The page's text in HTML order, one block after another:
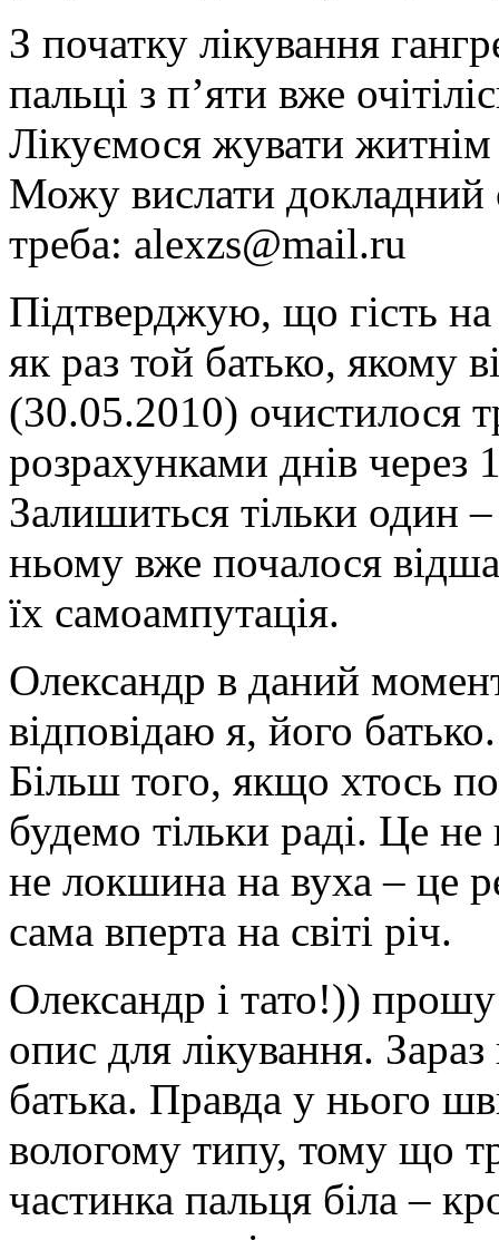
З початку лікування
пальці з п’яти вже
Лікуємося жувати житнім
Можу вислати
треба: alexzs@mail.ru
Підтверджую, що гість
як раз той батько, якому
(30.05.2010) очистилося
розрахунками днів через
Залишиться тільки один
ньому вже почалося
їх самоампутація.
Олександр в даний
відповідаю я, його
Більш того, якщо хтось
будемо тільки раді. Це
не локшина на вуха – це
сама вперта на світі річ.
Олександр і тато!)) прошу
опис для лікування.
батька. Правда у нього
вологому типу, тому що
частинка пальця біла –